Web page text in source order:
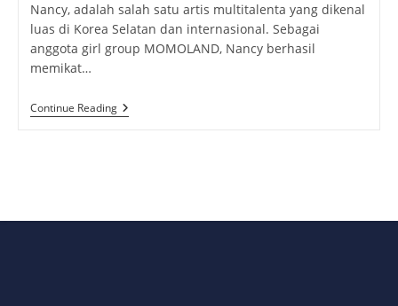
Nancy, adalah salah satu artis multitalenta yang dikenal
luas di Korea Selatan dan internasional. Sebagai
anggota girl group MOMOLAND, Nancy berhasil
memikat…
Continue ReadingNancy
Jewel